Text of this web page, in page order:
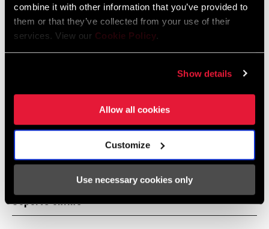
combine it with other information that you’ve provided to
them or that they’ve collected from your use of their
services. View our Cookie Policy.
Show details
Allow all cookies
Customize
Use necessary cookies only
SPEED (HUB -
DRIVERS)
9, 10
Encuentra una tienda
Te animamos a visitar tu tienda de bicis más cercana,
especialmente los puntos de venta oficiales SRAM, para recibir el
LOCALIZADOR DE TIENDAS
Soporte online